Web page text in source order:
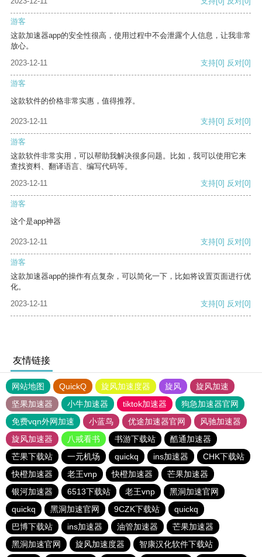
游客
这款加速器app的安全性很高，使用过程中不会泄露个人信息，让我非常
放心。
2023-12-11
支持[0] 反对[0]
游客
这款软件的价格非常实惠，值得推荐。
2023-12-11 支持[0] 反对[0]
游客
这款软件非常实用，可以帮助我解决很多问题。比如，我可以使用它来
查找资料、翻译语言、编写代码等。
2023-12-11
支持[0] 反对[0]
游客
这个是app神器
2023-12-11 支持[0] 反对[0]
游客
这款加速器app的操作有点复杂，可以简化一下，比如将设置页面进行优
化。
2023-12-11
支持[0] 反对[0]
友情链接
网站地图 QuickQ 旋风加速度器 旋风
旋风加速
坚果加速器
小牛加速器 tiktok加速器
狗急加速器官网
免费vqn外网加速
小蓝鸟 优途加速器官网
风驰加速器
旋风加速器
八戒看书 书游下载站
酷通加速器
芒果下载站
一元机场 quickq ins加速器
CHK下载站
快橙加速器
老王vnp 快橙加速器
芒果加速器
银河加速器
6513下载站 老王vnp
黑洞加速官网
quickq
黑洞加速官网 9CZK下载站
quickq
巴博下载站
ins加速器 油管加速器
芒果加速器
黑洞加速官网
旋风加速度器 智康汉化软件下载站